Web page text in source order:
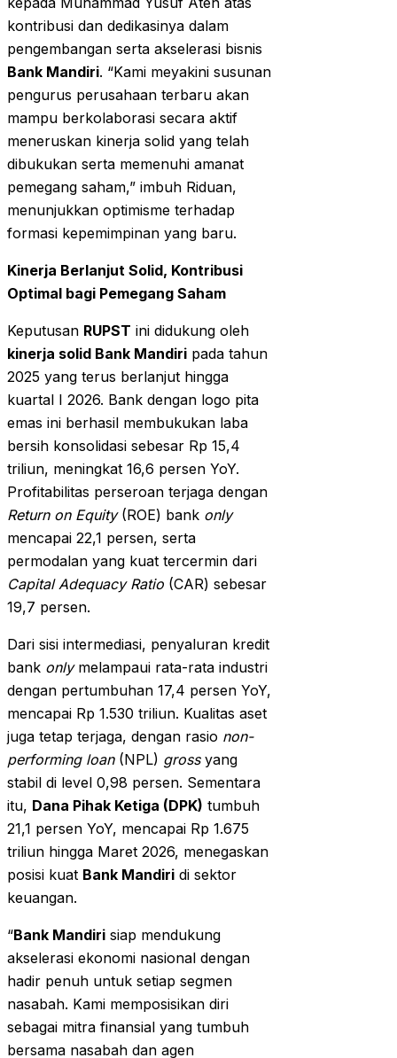
kontribusi dan dedikasinya dalam
pengembangan serta akselerasi bisnis
Bank Mandiri. “Kami meyakini susunan
pengurus perusahaan terbaru akan
mampu berkolaborasi secara aktif
meneruskan kinerja solid yang telah
dibukukan serta memenuhi amanat
pemegang saham,” imbuh Riduan,
menunjukkan optimisme terhadap
formasi kepemimpinan yang baru.
Kinerja Berlanjut Solid, Kontribusi
Optimal bagi Pemegang Saham
Keputusan RUPST ini didukung oleh
kinerja solid Bank Mandiri pada tahun
2025 yang terus berlanjut hingga
kuartal I 2026. Bank dengan logo pita
emas ini berhasil membukukan laba
bersih konsolidasi sebesar Rp 15,4
triliun, meningkat 16,6 persen YoY.
Profitabilitas perseroan terjaga dengan
Return on Equity(ROE) bank only
mencapai 22,1 persen, serta
permodalan yang kuat tercermin dari
Capital Adequacy Ratio (CAR) sebesar
19,7 persen.
Dari sisi intermediasi, penyaluran kredit
bank onlymelampaui rata-rata industri
dengan pertumbuhan 17,4 persen YoY,
mencapai Rp 1.530 triliun. Kualitas aset
juga tetap terjaga, dengan rasio non-
performing loan(NPL) grossyang
stabil di level 0,98 persen. Sementara
itu, Dana Pihak Ketiga (DPK) tumbuh
21,1 persen YoY, mencapai Rp 1.675
triliun hingga Maret 2026, menegaskan
posisi kuat Bank Mandiri di sektor
keuangan.
“Bank Mandiri siap mendukung
akselerasi ekonomi nasional dengan
hadir penuh untuk setiap segmen
nasabah. Kami memposisikan diri
sebagai mitra finansial yang tumbuh
bersama nasabah dan agen